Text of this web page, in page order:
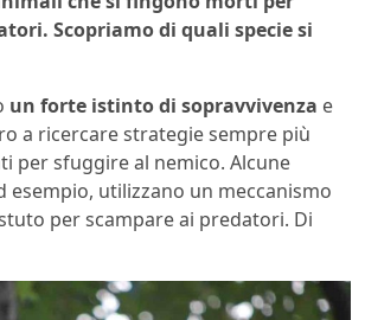
Scopriamo di quali specie si
un forte istinto di sopravvivenza e
a ricercare strategie sempre più
per sfuggire al nemico. Alcune
esempio, utilizzano un meccanismo
per scampare ai predatori. Di